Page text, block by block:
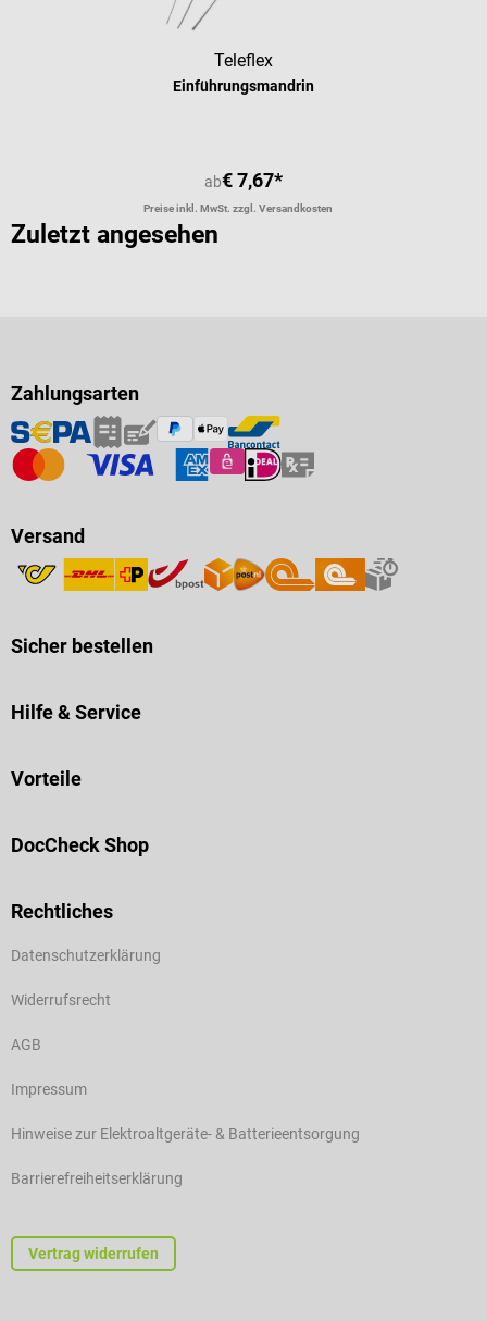
Teleflex
Einführungsmandrin
ab€ 7,67*
Preise inkl. MwSt. zzgl. Versandkosten
Zuletzt angesehen
Zahlungsarten
Versand
Sicher bestellen
Hilfe & Service
Vorteile
DocCheck Shop
Rechtliches
Datenschutzerklärung
Widerrufsrecht
AGB
Impressum
Hinweise zur Elektroaltgeräte- & Batterieentsorgung
Barrierefreiheitserklärung
Vertrag widerrufen